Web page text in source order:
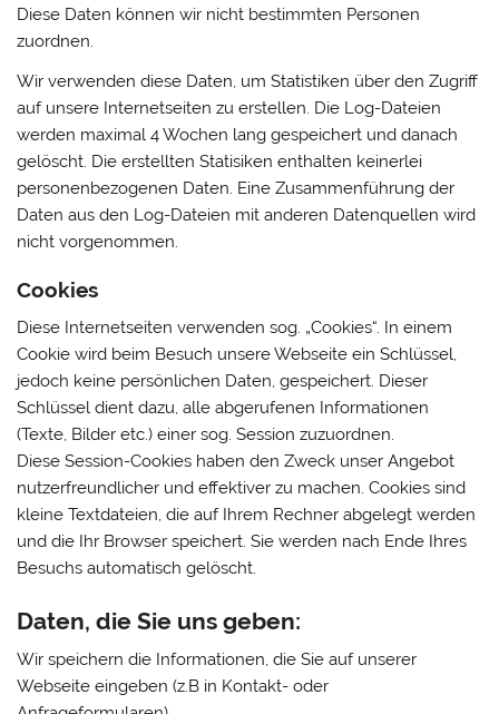
Diese Daten können wir nicht bestimmten Personen
zuordnen.
Wir verwenden diese Daten, um Statistiken über den Zugriff
auf unsere Internetseiten zu erstellen. Die Log-Dateien
werden maximal 4 Wochen lang gespeichert und danach
gelöscht. Die erstellten Statisiken enthalten keinerlei
personenbezogenen Daten. Eine Zusammenführung der
Daten aus den Log-Dateien mit anderen Datenquellen wird
nicht vorgenommen.
Cookies
Diese Internetseiten verwenden sog. „Cookies“. In einem
Cookie wird beim Besuch unsere Webseite ein Schlüssel,
jedoch keine persönlichen Daten, gespeichert. Dieser
Schlüssel dient dazu, alle abgerufenen Informationen
(Texte, Bilder etc.) einer sog. Session zuzuordnen.
Diese Session-Cookies haben den Zweck unser Angebot
nutzerfreundlicher und effektiver zu machen. Cookies sind
kleine Textdateien, die auf Ihrem Rechner abgelegt werden
und die Ihr Browser speichert. Sie werden nach Ende Ihres
Besuchs automatisch gelöscht.
Daten, die Sie uns geben:
Wir speichern die Informationen, die Sie auf unserer
Webseite eingeben (z.B in Kontakt- oder